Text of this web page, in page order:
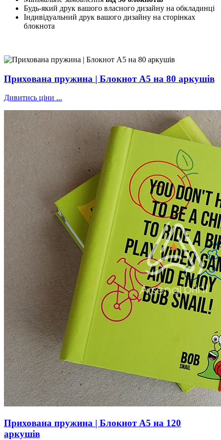
Будь-який друк вашого власного дизайну на обкладинці
Індивідуальний друк вашого дизайну на сторінках
блокнота
Прихована пружина | Блокнот А5 на 80 аркушів
Дивитись ціни ...
Прихована пружина | Блокнот А5 на 120
аркушів